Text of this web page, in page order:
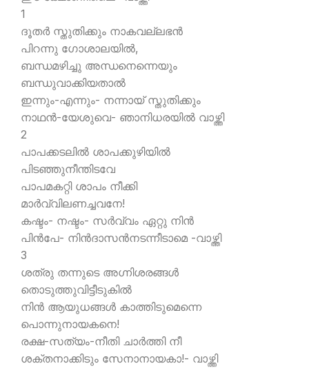
1
ദൂതര്‍ സ്തുതിക്കും നാകവല്ലഭന്‍
പിറന്നു ഗോശാലയില്‍,
ബന്ധമഴിച്ചു അന്ധനെന്നെയും
ബന്ധുവാക്കിയതാല്‍
ഇന്നും-എന്നും- നന്നായ് സ്തുതിക്കും
നാഥന്‍-യേശുവെ- ഞാനിധരയില്‍ വാഴ്ത്തി
2
പാപക്കടലില്‍ ശാപക്കുഴിയില്‍
പിടഞ്ഞുനീന്തിടവേ
പാപമകറ്റി ശാപം നീക്കി
മാര്‍വ്വിലണച്ചവനേ!
കഷ്ടം- നഷ്ടം- സര്‍വ്വം ഏറ്റു നിന്‍
പിന്‍പേ- നിന്‍ദാസന്‍നടന്നീടാമെ -വാഴ്ത്തി
3
ശത്രു തന്നുടെ അഗ്നിശരങ്ങള്‍
തൊടുത്തുവിട്ടീടുകില്‍
നിന്‍ ആയുധങ്ങള്‍ കാത്തിടുമെന്നെ
പൊന്നുനായകനെ!
രക്ഷ-സത്യം-നീതി ചാര്‍ത്തി നീ
ശക്തനാക്കിടും സേനാനായകാ!- വാഴ്ത്തി